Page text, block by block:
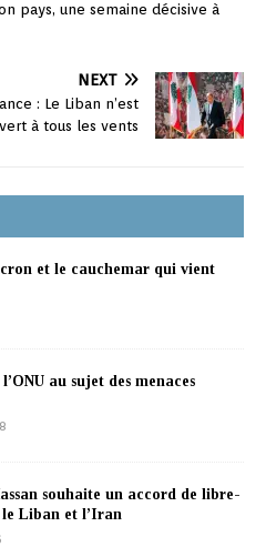
pays, une semaine décisive à
NEXT
: Le Liban n’est
à tous les vents
et le cauchemar qui vient
au sujet des menaces
souhaite un accord de libre-
Liban et l’Iran